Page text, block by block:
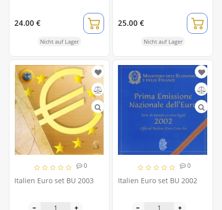
24.00 €
Nicht auf Lager
25.00 €
Nicht auf Lager
0
Italien Euro set BU 2003
0
Italien Euro set BU 2002